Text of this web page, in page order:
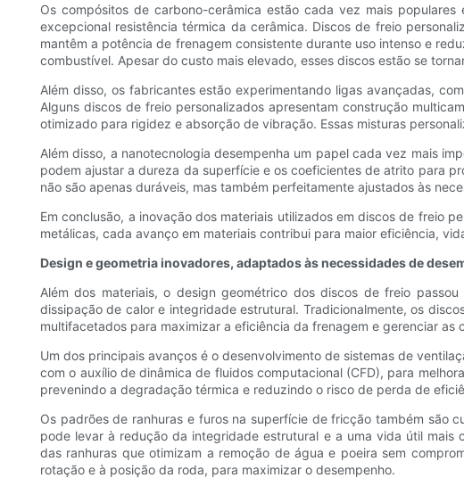
Os compósitos de carbono-cerâmica estão cada vez mais
excepcional resistência térmica da cerâmica. Discos de freio
mantêm a potência de frenagem consistente durante uso intenso e
combustível. Apesar do custo mais elevado, esses discos estão se
Além disso, os fabricantes estão experimentando ligas avançadas,
Alguns discos de freio personalizados apresentam construção
otimizado para rigidez e absorção de vibração. Essas misturas
Além disso, a nanotecnologia desempenha um papel cada vez mais
podem ajustar a dureza da superfície e os coeficientes de atrito para
não são apenas duráveis, mas também perfeitamente ajustados às
Em conclusão, a inovação dos materiais utilizados em discos de freio
metálicas, cada avanço em materiais contribui para maior eficiência,
Design e geometria inovadores, adaptados às necessidades de
Além dos materiais, o design geométrico dos discos de freio
dissipação de calor e integridade estrutural. Tradicionalmente, os
multifacetados para maximizar a eficiência da frenagem e gerenciar as
Um dos principais avanços é o desenvolvimento de sistemas de
com o auxílio de dinâmica de fluidos computacional (CFD), para
prevenindo a degradação térmica e reduzindo o risco de perda de
Os padrões de ranhuras e furos na superfície de fricção também são
pode levar à redução da integridade estrutural e a uma vida útil mais
das ranhuras que otimizam a remoção de água e poeira sem
rotação e à posição da roda, para maximizar o desempenho.